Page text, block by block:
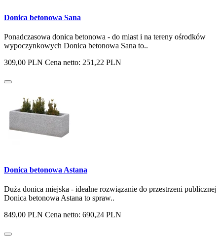
Donica betonowa Sana
Ponadczasowa donica betonowa - do miast i na tereny ośrodków
wypoczynkowych Donica betonowa Sana to..
309,00 PLN Cena netto: 251,22 PLN
Donica betonowa Astana
Duża donica miejska - idealne rozwiązanie do przestrzeni publicznej
Donica betonowa Astana to spraw..
849,00 PLN Cena netto: 690,24 PLN